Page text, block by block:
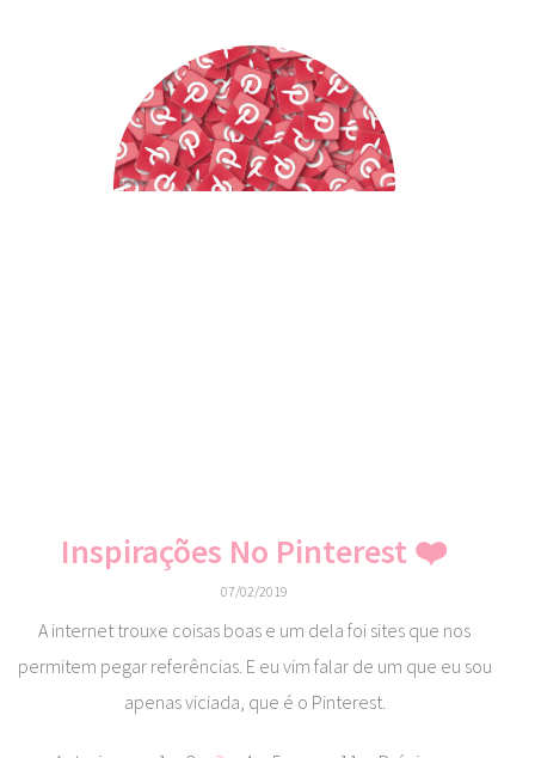
Inspirações No Pinterest ❤️
07/02/2019
A internet trouxe coisas boas e um dela foi sites que nos
permitem pegar referências. E eu vim falar de um que eu sou
apenas viciada, que é o Pinterest.